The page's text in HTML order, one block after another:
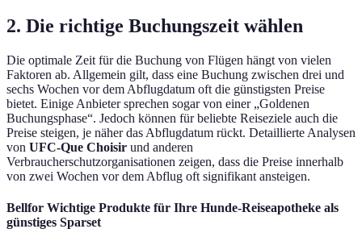
2. Die richtige Buchungszeit wählen
Die optimale Zeit für die Buchung von Flügen hängt von vielen
Faktoren ab. Allgemein gilt, dass eine Buchung zwischen drei und
sechs Wochen vor dem Abflugdatum oft die günstigsten Preise
bietet. Einige Anbieter sprechen sogar von einer „Goldenen
Buchungsphase“. Jedoch können für beliebte Reiseziele auch die
Preise steigen, je näher das Abflugdatum rückt. Detaillierte Analysen
von UFC-Que Choisir und anderen
Verbraucherschutzorganisationen zeigen, dass die Preise innerhalb
von zwei Wochen vor dem Abflug oft signifikant ansteigen.
Bellfor Wichtige Produkte für Ihre Hunde-Reiseapotheke als
günstiges Sparset